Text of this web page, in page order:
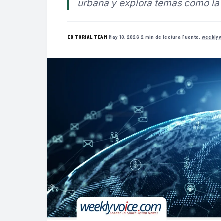
urbana y explora temas como
EDITORIAL TEAM·May 18, 2026·2 min de lectura·Fuente: